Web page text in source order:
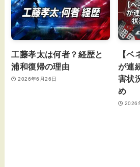
工藤孝太は何者？経歴と
浦和復帰の理由
2026年6月26日
【
が連
害状
め
2026